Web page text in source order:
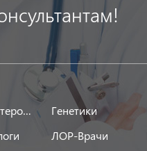
Гастроэнтерологи Генетики
ЛОР-Врачи